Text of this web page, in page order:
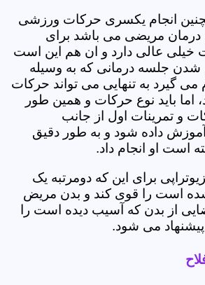
انجام یکسری حرکات ورزشی
درمان مریضی می باشد برای
خیلی عالی دارد و ان هم این است
شدن جلسه درمانی که به وسیله
می گیرد به تنهایی می تواند حرکات
اما باید نوع حرکات و همین طور
و تمرینات اول از جانب
آموزش داده شود و به طور دقیق
است او انجام داد.
برای این که دومرتبه یک
است را قوی کند و بدن مریض
از بدن که آسیب دیده است را
می شود.